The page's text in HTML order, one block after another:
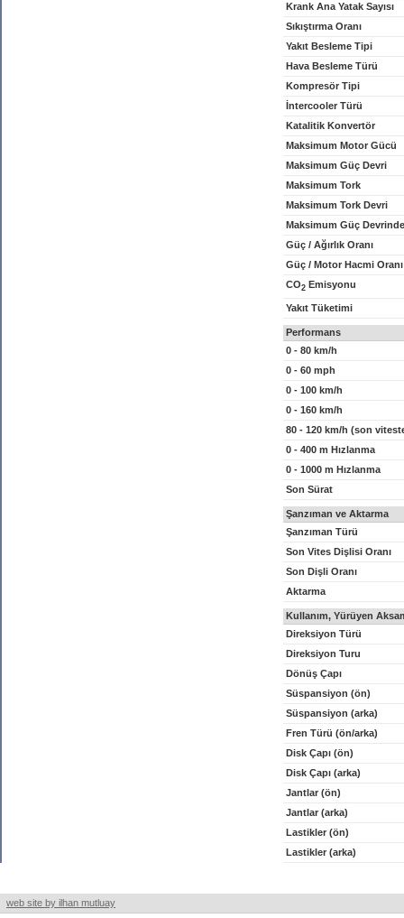
Krank Ana Yatak Sayısı
Sıkıştırma Oranı
Yakıt Besleme Tipi
Hava Besleme Türü
Kompresör Tipi
İntercooler Türü
Katalitik Konvertör
Maksimum Motor Gücü
Maksimum Güç Devri
Maksimum Tork
Maksimum Tork Devri
Maksimum Güç
Güç / Ağırlık Oranı
Güç / Motor Hacmi Oranı
CO2 Emisyonu
Yakıt Tüketimi
Performans
0 - 80 km/h
0 - 60 mph
0 - 100 km/h
0 - 160 km/h
80 - 120 km/h (son
0 - 400 m Hızlanma
0 - 1000 m Hızlanma
Son Sürat
Şanzıman ve Aktarma
Şanzıman Türü
Son Vites Dişlisi Oranı
Son Dişli Oranı
Aktarma
Kullanım, Yürüyen
Direksiyon Türü
Direksiyon Turu
Dönüş Çapı
Süspansiyon (ön)
Süspansiyon (arka)
Fren Türü (ön/arka)
Disk Çapı (ön)
Disk Çapı (arka)
Jantlar (ön)
Jantlar (arka)
Lastikler (ön)
Lastikler (arka)
web site by ilhan mutluay